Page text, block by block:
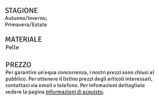
STAGIONE
Autunno/Inverno;
Primavera/Estate
MATERIALE
Pelle
PREZZO
Per garantire un'equa concorrenza, i nostri prezzi sono chiusi al
pubblico. Per ottenere il listino prezzi degli articoli interessati,
contattaci via email o telefono. Per infomazioni dettagliate
vedere la pagina Informazioni di acquisto.